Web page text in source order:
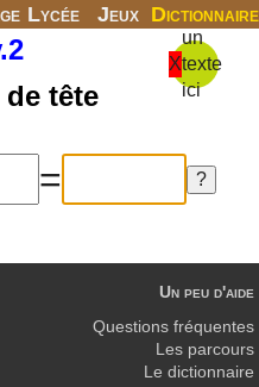
Lycée Jeux Dictionnaire
X
un
texte
ici
tête
=
Un peu d'aide
Questions fréquentes
Les parcours
Le dictionnaire